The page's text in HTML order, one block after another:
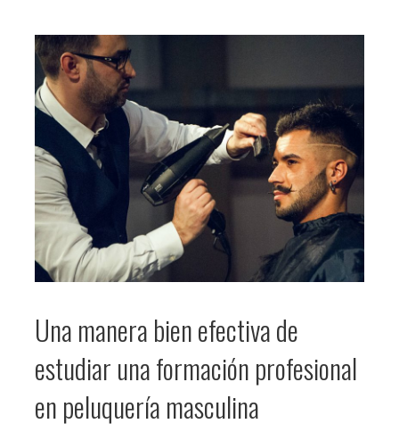
Una manera bien efectiva de
estudiar una formación profesional
en peluquería masculina